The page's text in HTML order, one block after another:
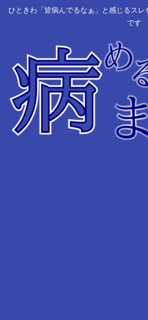
ひときわ「皆病んでるなぁ」と感じるス
です